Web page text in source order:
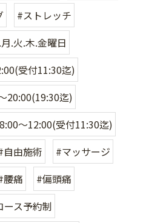
#ストレッチ
.火.木.金曜日
受付11:30迄)
20:00(19:30迄)
〜12:00(受付11:30迄)
自由施術
#マッサージ
腰痛
#偏頭痛
ース予約制